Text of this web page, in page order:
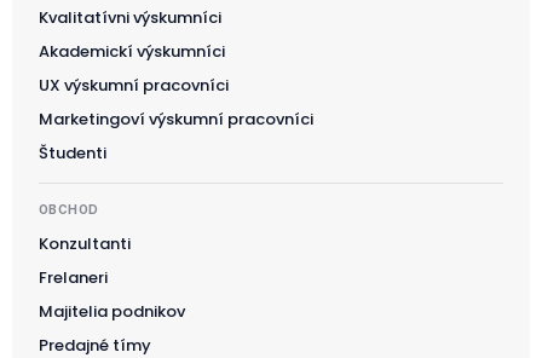
Kvalitatívni výskumníci
Akademickí výskumníci
UX výskumní pracovníci
Marketingoví výskumní pracovníci
Študenti
OBCHOD
Konzultanti
Frelaneri
Majitelia podnikov
Predajné tímy